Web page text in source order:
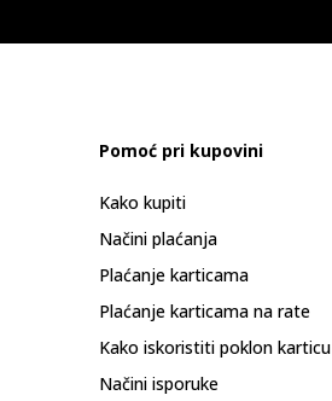
Pomoć pri kupovini
Kako kupiti
Načini plaćanja
Plaćanje karticama
Plaćanje karticama na rate
Kako iskoristiti poklon karticu
Načini isporuke